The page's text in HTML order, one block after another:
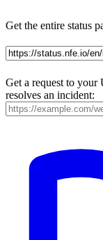
Get the entire status
Get a request to your
resolves an incident: